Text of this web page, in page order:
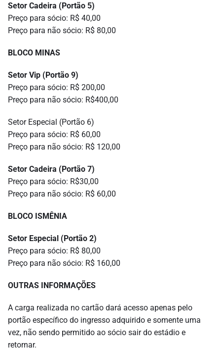
Setor Cadeira (Portão 5)
Preço para sócio: R$ 40,00
Preço para não sócio: R$ 80,00
BLOCO MINAS
Setor Vip (Portão 9)
Preço para sócio: R$ 200,00
Preço para não sócio: R$400,00
Setor Especial (Portão 6)
Preço para sócio: R$ 60,00
Preço para não sócio: R$ 120,00
Setor Cadeira (Portão 7)
Preço para sócio: R$30,00
Preço para não sócio: R$ 60,00
BLOCO ISMÊNIA
Setor Especial (Portão 2)
Preço para sócio: R$ 80,00
Preço para não sócio: R$ 160,00
OUTRAS INFORMAÇÕES
A carga realizada no cartão dará acesso apenas pelo
portão específico do ingresso adquirido e somente uma
vez, não sendo permitido ao sócio sair do estádio e
retornar.